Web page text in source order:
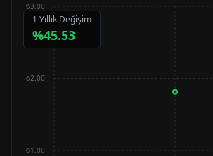
1 Yıllık Değişim
%45.53
₺1.00
₺2.00
₺3.00